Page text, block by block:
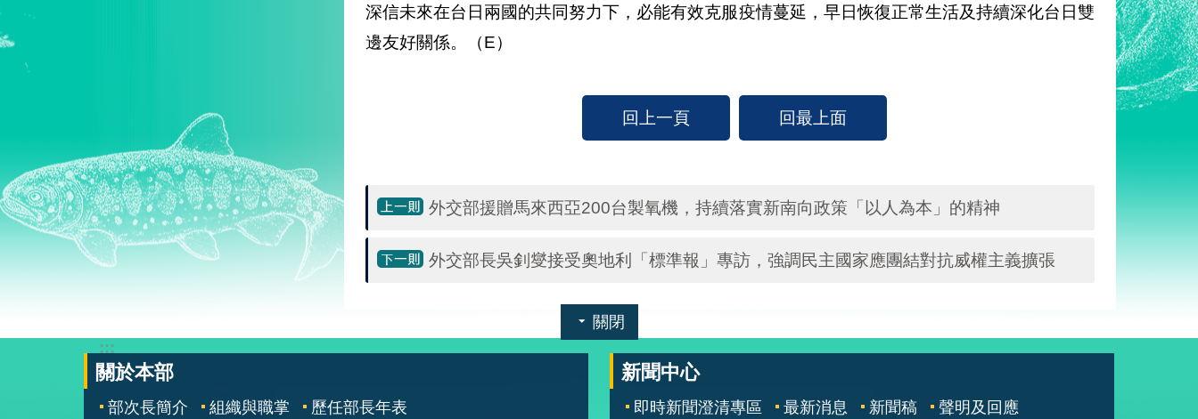
深信未來在台日兩國的共同努力下，必能有效克服疫情蔓延，早日恢復正常生活及持續深化台日雙
邊友好關係。（E）
回上一頁 回最上面
外交部援贈馬來西亞200台製氧機，持續落實新南向政策「以人為本」的精神
外交部長吳釗燮接受奧地利「標準報」專訪，強調民主國家應團結對抗威權主義擴張
關閉
:::
關於本部
部次長簡介 組織與職掌 歷任部長年表
新聞中心
即時新聞澄清專區 最新消息 新聞稿
聲明及回應